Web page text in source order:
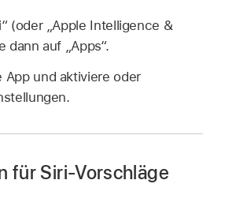
(oder „Apple Intelligence &
dann auf „Apps“.
App und aktiviere oder
für Siri-Vorschläge